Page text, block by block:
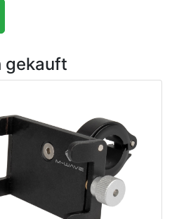
gekauft